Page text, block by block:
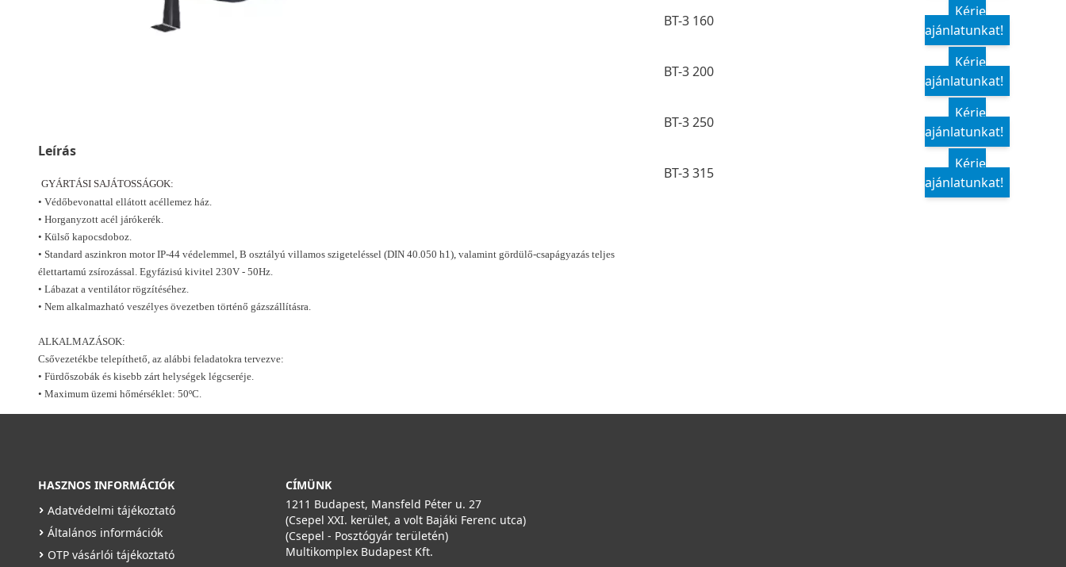
Leírás
GYÁRTÁSI SAJÁTOSSÁGOK:
• Védőbevonattal ellátott acéllemez ház.
• Horganyzott acél járókerék.
• Külső kapocsdoboz.
• Standard aszinkron motor IP-44 védelemmel, B osztályú villamos szigeteléssel (DIN 40.050 h1), valamint gördülő-csapágyazás teljes
élettartamú zsírozással. Egyfázisú kivitel 230V - 50Hz.
• Lábazat a ventilátor rögzítéséhez.
• Nem alkalmazható veszélyes övezetben történő gázszállításra.
ALKALMAZÁSOK:
Csővezetékbe telepíthető, az alábbi feladatokra tervezve:
• Fürdőszobák és kisebb zárt helységek légcseréje.
• Maximum üzemi hőmérséklet: 50ºC.
BT-3 160
Kérje
ajánlatunkat!
BT-3 200
Kérje
ajánlatunkat!
BT-3 250
Kérje
ajánlatunkat!
BT-3 315
Kérje
ajánlatunkat!
HASZNOS INFORMÁCIÓK
Adatvédelmi tájékoztató
Általános információk
OTP vásárlói tájékoztató
CÍMÜNK
1211 Budapest, Mansfeld Péter u. 27
(Csepel XXI. kerület, a volt Bajáki Ferenc utca)
(Csepel - Posztógyár területén)
Multikomplex Budapest Kft.